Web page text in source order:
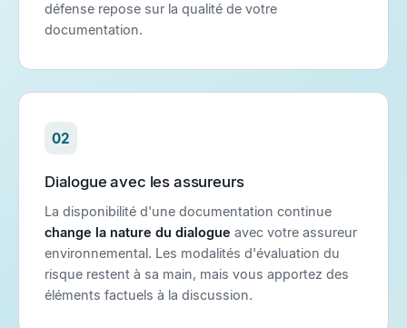
défense repose sur la qualité de votre
documentation.
02
Dialogue avec les assureurs
La disponibilité d'une documentation continue
change la nature du dialogue avec votre assureur
environnemental. Les modalités d'évaluation du
risque restent à sa main, mais vous apportez des
éléments factuels à la discussion.